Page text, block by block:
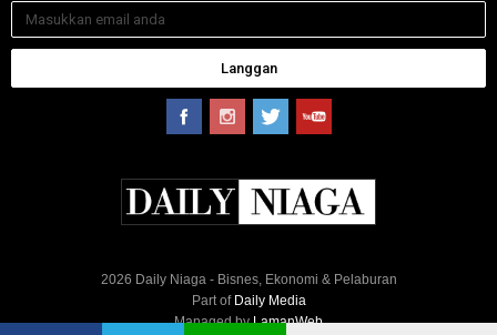
Langgan
2026 Daily Niaga - Bisnes, Ekonomi & Pelaburan
Part of Daily Media
Managed byLamanWeb